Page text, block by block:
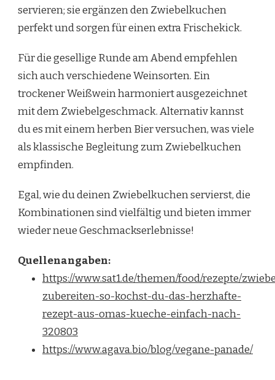
servieren; sie ergänzen den Zwiebelkuchen
perfekt und sorgen für einen extra Frischekick.
Für die gesellige Runde am Abend empfehlen
sich auch verschiedene Weinsorten. Ein
trockener Weißwein harmoniert ausgezeichnet
mit dem Zwiebelgeschmack. Alternativ kannst
du es mit einem herben Bier versuchen, was viele
als klassische Begleitung zum Zwiebelkuchen
empfinden.
Egal, wie du deinen Zwiebelkuchen servierst, die
Kombinationen sind vielfältig und bieten immer
wieder neue Geschmackserlebnisse!
Quellenangaben:
https://www.sat1.de/themen/food/rezepte/
zubereiten-so-kochst-du-das-herzhafte-
rezept-aus-omas-kueche-einfach-nach-
320803
https://www.agava.bio/blog/vegane-panade/